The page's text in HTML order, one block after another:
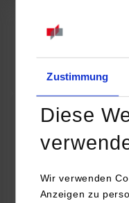
Zustimmung
Diese
Wir verwenden
Anzeigen zu
Online INDIS-
Zum Event
Technologietag:
nachhaltige
16.09.2026 -